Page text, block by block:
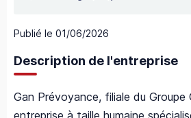
Publié le 01/06/2026
Description de l'entreprise
Gan Prévoyance, filiale du Groupe